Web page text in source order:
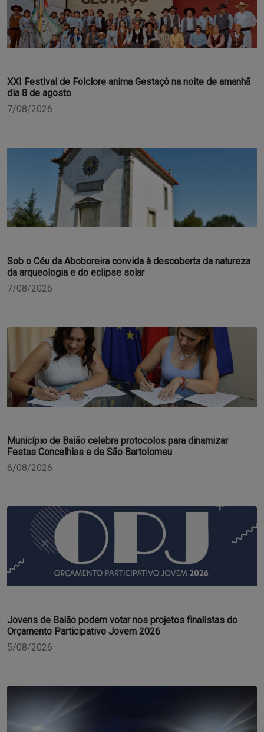
XXI Festival de Folclore anima Gestaçô na noite de amanhã
dia 8 de agosto
7/08/2026
Sob o Céu da Aboboreira convida à descoberta da natureza
da arqueologia e do eclipse solar
7/08/2026
Município de Baião celebra protocolos para dinamizar
Festas Concelhias e de São Bartolomeu
6/08/2026
Jovens de Baião podem votar nos projetos finalistas do
Orçamento Participativo Jovem 2026
5/08/2026